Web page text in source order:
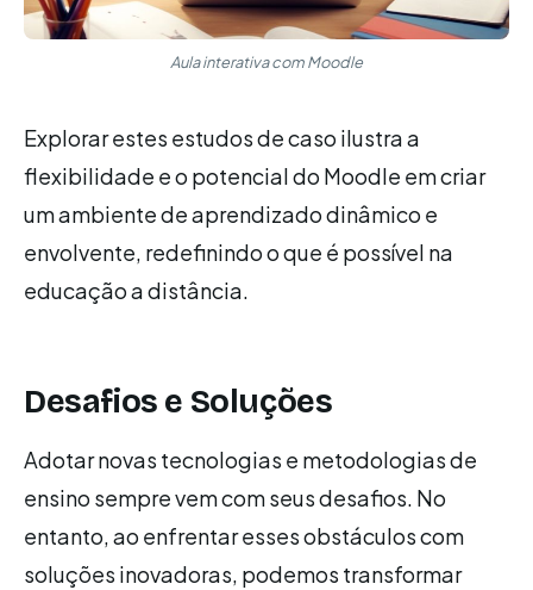
Aula interativa com Moodle
Explorar estes estudos de caso ilustra a
flexibilidade e o potencial do Moodle em criar
um ambiente de aprendizado dinâmico e
envolvente, redefinindo o que é possível na
educação a distância.
Desafios e Soluções
Adotar novas tecnologias e metodologias de
ensino sempre vem com seus desafios. No
entanto, ao enfrentar esses obstáculos com
soluções inovadoras, podemos transformar